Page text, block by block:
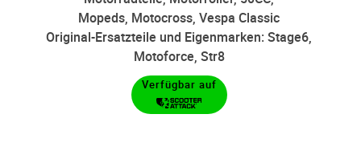
Mopeds, Motocross, Vespa Classic
Original-Ersatzteile und Eigenmarken: Stage6,
Motoforce, Str8
Verfügbar auf